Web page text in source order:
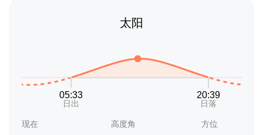
太阳
现在 高度角 方位